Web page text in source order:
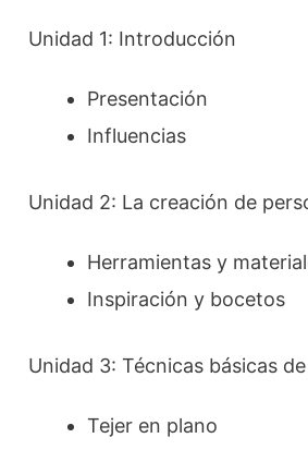
Unidad 1: Introducción
Presentación
Influencias
Unidad 2: La creación de
Herramientas y
Inspiración y bocetos
Unidad 3: Técnicas básicas
Tejer en plano